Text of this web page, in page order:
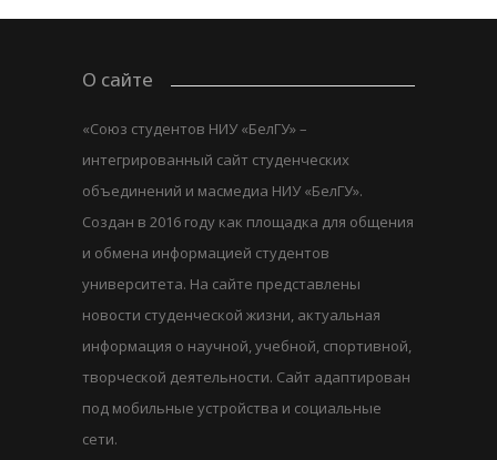
О сайте
«Союз студентов НИУ «БелГУ» –
интегрированный сайт студенческих
объединений и масмедиа НИУ «БелГУ».
Создан в 2016 году как площадка для общения
и обмена информацией студентов
университета. На сайте представлены
новости студенческой жизни, актуальная
информация о научной, учебной, спортивной,
творческой деятельности. Сайт адаптирован
под мобильные устройства и социальные
сети.